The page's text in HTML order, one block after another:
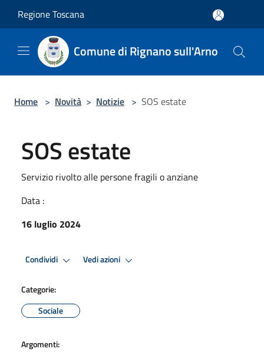
Regione Toscana
Comune di Rignano sull'Arno
Home > Novità > Notizie > SOS estate
SOS estate
Servizio rivolto alle persone fragili o anziane
Data :
16 luglio 2024
Condividi Vedi azioni
Categorie:
Sociale
Argomenti: